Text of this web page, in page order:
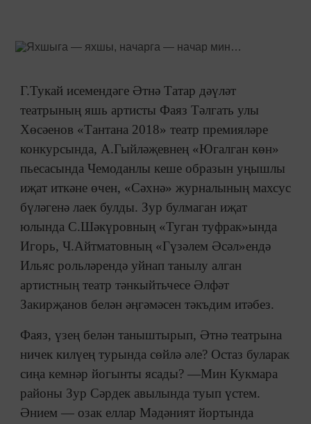
Г.Тукай исемендәге Әтнә Татар дәүләт
театрының яшь артисты Фаяз Тәлгать улы
Хөсәенов «Тантана 2018» театр премияләре
конкурсында, А.Гыйләҗевнең «Югалган көн»
пьесасында Чемоданлы кеше образын уңышлы
иҗат иткәне өчен, «Сәхнә» журналының махсус
бүләгенә лаек булды. Зур булмаган иҗат
юлында С.Шәкүровның «Туган туфрак»ында
Игорь, Ч.Айтматовның «Гүзәлем Әсәл»ендә
Ильяс рольләрендә уйнап танылу алган
артистның театр тәнкыйтьчесе Әлфәт
Закирҗанов белән әңгәмәсен тәкъдим итәбез.
Фаяз, үзең белән таныштырып, Әтнә театрына
ничек килүең турында сөйлә әле? Остаз буларак
сиңа кемнәр йогынты ясады? —Мин Кукмара
районы Зур Сәрдек авылында туып үстем.
Әнием — озак еллар Мәдәният йортында